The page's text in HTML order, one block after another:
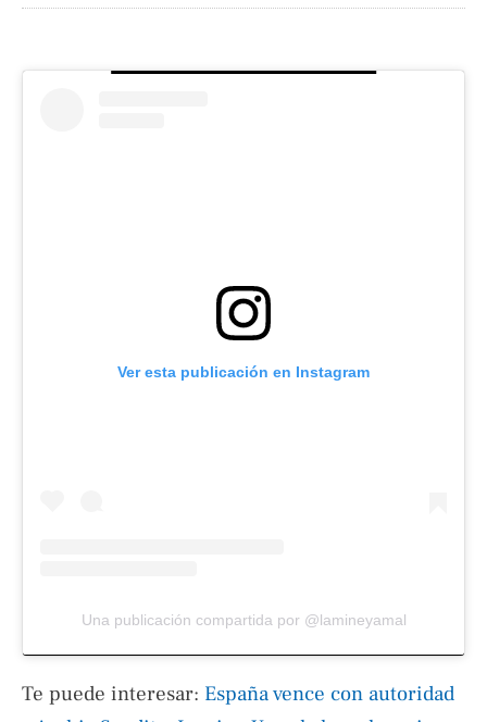
Ver esta publicación en Instagram
Una publicación compartida por @lamineyamal
Te puede interesar: España vence con autoridad